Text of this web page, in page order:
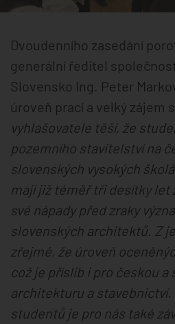
Dvoudenního zasedání
generální ředitel
Slovensko Ing. Peter
úroveň prací a velký zájem
vyhlašovatele těší, že
pozemního stavitelství na
slovenských vysokých
mají již téměř tři desítky let
své nápady před zraky
slovenských architektů. Z
zřejmé, že úroveň
což je příslib i pro českou a
architekturu a stavebnictví.
studentů je pro nás také